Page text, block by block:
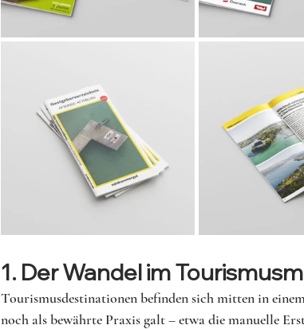
1. Der Wandel im
Tourismusdestinationen befinden sich mitten in
noch als bewährte Praxis galt – etwa die manuelle